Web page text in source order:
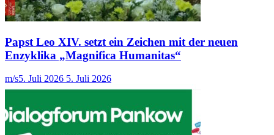
Papst Leo XIV. setzt ein Zeichen mit der neuen
Enzyklika „Magnifica Humanitas“
m/s5. Juli 2026 5. Juli 2026